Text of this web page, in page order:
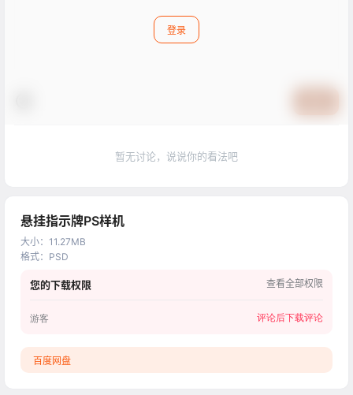
登录
暂无讨论，说说你的看法吧
悬挂指示牌PS样机
大小： 11.27MB
格式： PSD
您的下载权限 查看全部权限
游客 评论后下载评论
百度网盘